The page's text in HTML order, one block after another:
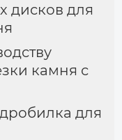
дисков для
камня с
для